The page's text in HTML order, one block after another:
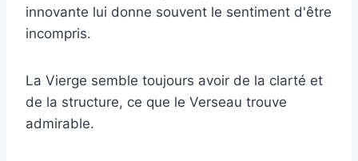
innovante lui donne souvent le sentiment d'être
incompris.
La Vierge semble toujours avoir de la clarté et
de la structure, ce que le Verseau trouve
admirable.